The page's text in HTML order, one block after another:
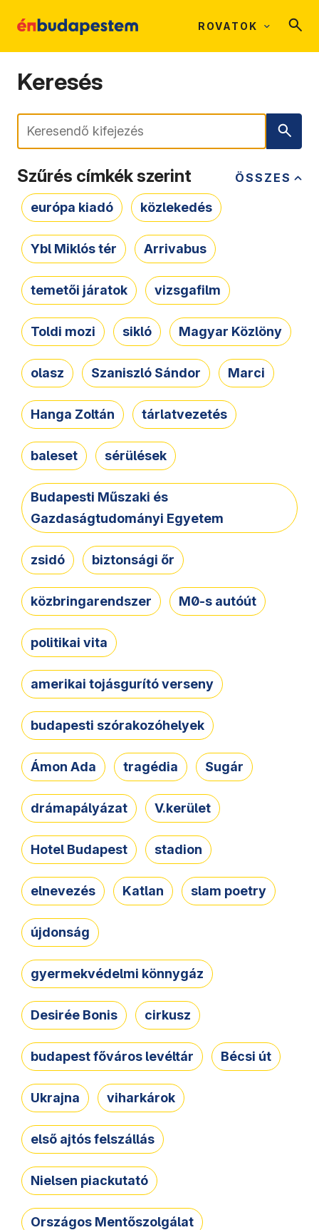
ROVATOK
Keresés
Keresés
ÖSSZES
Szűrés címkék szerint
európa kiadó közlekedés
Ybl Miklós tér Arrivabus
temetői járatok vizsgafilm
Toldi mozi sikló Magyar Közlöny
olasz Szaniszló Sándor Marci
Hanga Zoltán tárlatvezetés
baleset sérülések
Budapesti Műszaki és
Gazdaságtudományi Egyetem
zsidó biztonsági őr
közbringarendszer M0-s autóút
politikai vita
amerikai tojásgurító verseny
budapesti szórakozóhelyek
Ámon Ada tragédia Sugár
drámapályázat V.kerület
Hotel Budapest stadion
elnevezés Katlan slam poetry
újdonság
gyermekvédelmi könnygáz
Desirée Bonis cirkusz
budapest főváros levéltár Bécsi út
Ukrajna viharkárok
első ajtós felszállás
Nielsen piackutató
Országos Mentőszolgálat